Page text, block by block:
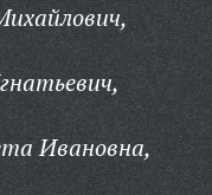
Ивановна,